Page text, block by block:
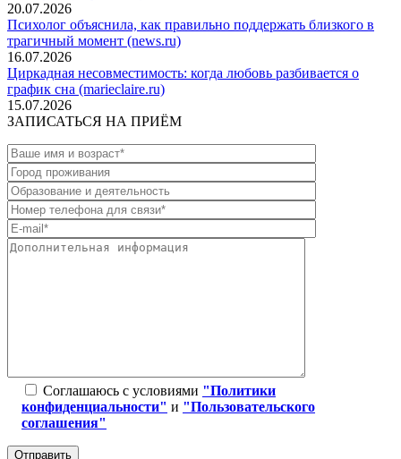
20.07.2026
Психолог объяснила, как правильно поддержать близкого в
трагичный момент (news.ru)
16.07.2026
Циркадная несовместимость: когда любовь разбивается о
график сна (marieclaire.ru)
15.07.2026
ЗАПИСАТЬСЯ НА ПРИЁМ
Соглашаюсь с условиями "Политики
конфиденциальности" и "Пользовательского
соглашения"